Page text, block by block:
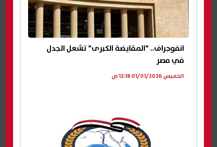
انفوجراف.. "المقايضة الكبرى" تشعل الجدل
في مصر
الخميس 01/01/2026 12:18 ص